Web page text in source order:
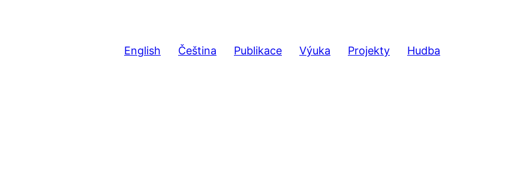
English Čeština Publikace Výuka Projekty Hudba